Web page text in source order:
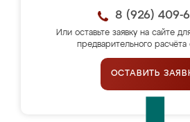
8 (926) 409-
Или оставьте заявку на сайте
предварительного расчёта
ОСТАВИТЬ